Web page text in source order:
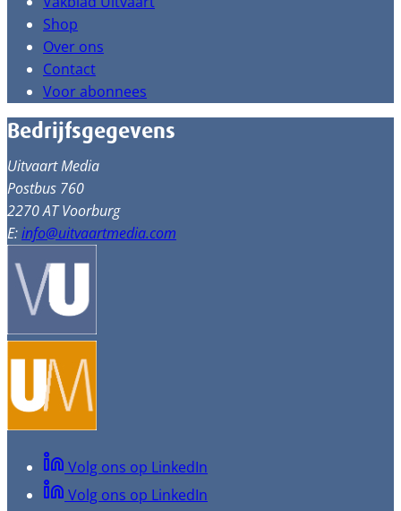
Shop
Over ons
Contact
Voor abonnees
Bedrijfsgegevens
Uitvaart Media
Postbus 760
2270 AT Voorburg
E:info@uitvaartmedia.com
Volg ons op LinkedIn
Volg ons op LinkedIn